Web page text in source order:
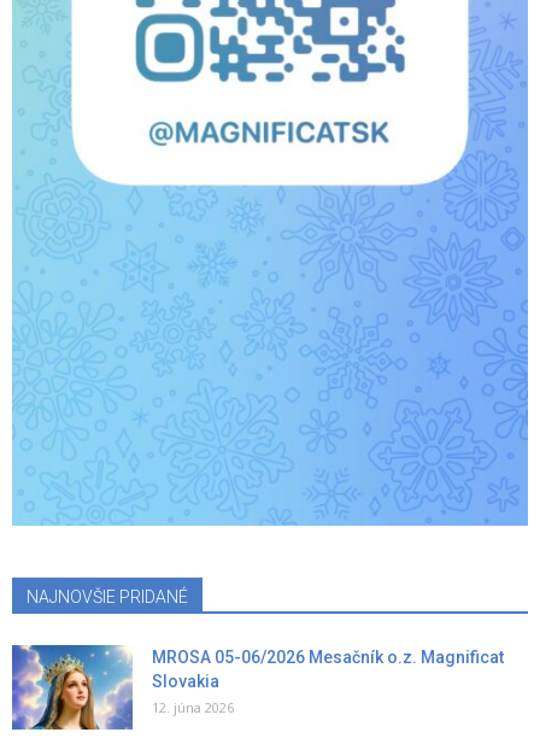
NAJNOVŠIE PRIDANÉ
MROSA 05-06/2026 Mesačník o.z. Magnificat
Slovakia
12. júna 2026